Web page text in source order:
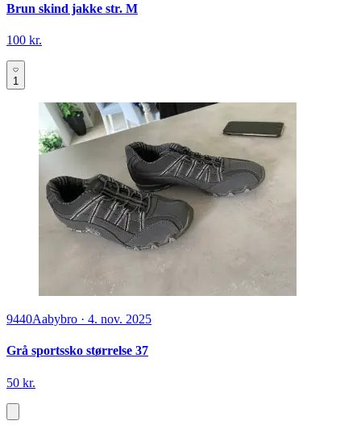
Brun skind jakke str. M
100 kr.
1
9440Aabybro · 4. nov. 2025
Grå sportssko størrelse 37
50 kr.